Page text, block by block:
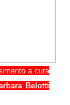
a cura
Belotti